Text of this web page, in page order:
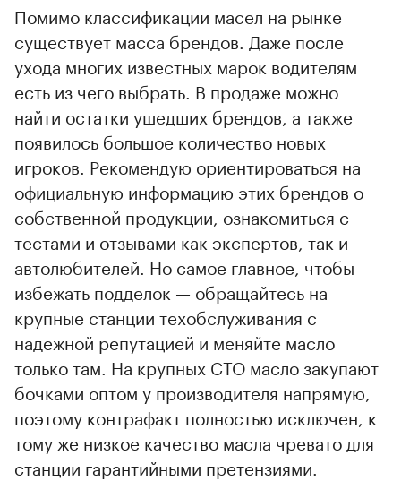
Помимо классификации масел на рынке
существует масса брендов. Даже после
ухода многих известных марок водителям
есть из чего выбрать. В продаже можно
найти остатки ушедших брендов, а также
появилось большое количество новых
игроков. Рекомендую ориентироваться на
официальную информацию этих брендов о
собственной продукции, ознакомиться с
тестами и отзывами как экспертов, так и
автолюбителей. Но самое главное, чтобы
избежать подделок — обращайтесь на
крупные станции техобслуживания с
надежной репутацией и меняйте масло
только там. На крупных СТО масло закупают
бочками оптом у производителя напрямую,
поэтому контрафакт полностью исключен, к
тому же низкое качество масла чревато для
станции гарантийными претензиями.